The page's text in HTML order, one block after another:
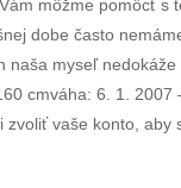
môžme pomôcť
dobe často
myseľ
cmváha: 6. 1.
vaše konto,